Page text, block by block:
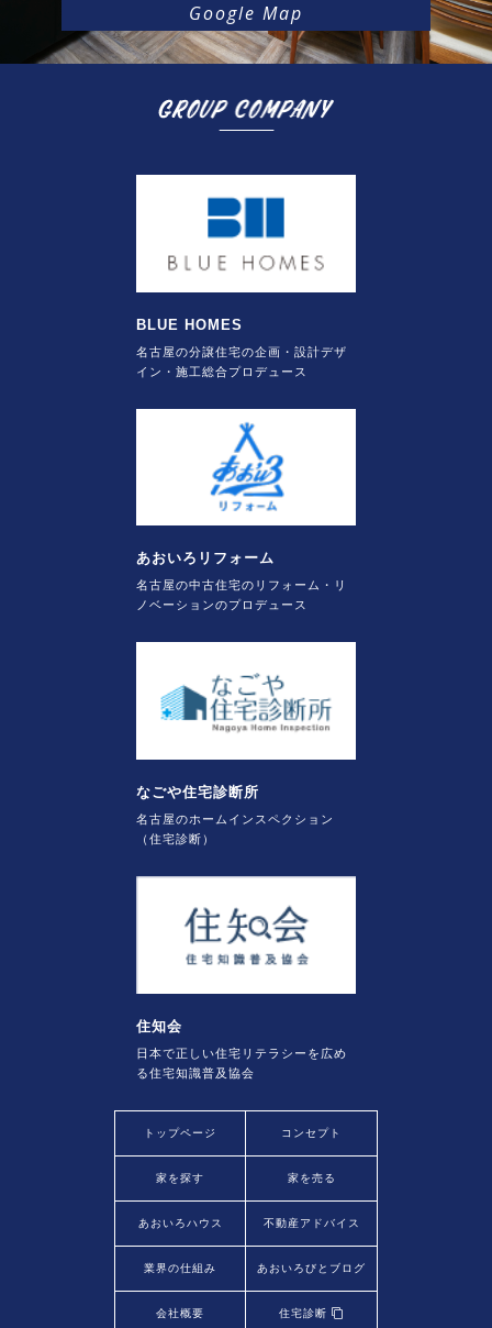
Google Map
BLUE HOMES
名古屋の分譲住宅の企画・設計デザ
イン・施工総合プロデュース
あおいろリフォーム
名古屋の中古住宅のリフォーム・リ
ノベーションのプロデュース
なごや住宅診断所
名古屋のホームインスペクション
（住宅診断）
住知会
日本で正しい住宅リテラシーを広め
る住宅知識普及協会
トップページ コンセプト
家を探す 家を売る
あおいろハウス 不動産アドバイス
業界の仕組み あおいろびとブログ
会社概要 住宅診断